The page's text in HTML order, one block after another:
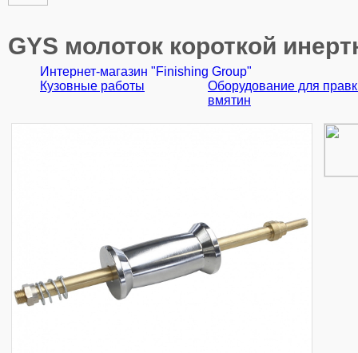
GYS молоток короткой
Интернет-магазин "Finishing Group"
Кузовные работы
Оборудование для
вмятин